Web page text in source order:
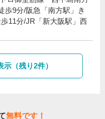
歩9分/阪急「南方駅」き
11分/JR「新大阪駅」西
（残り2件）
無料です！